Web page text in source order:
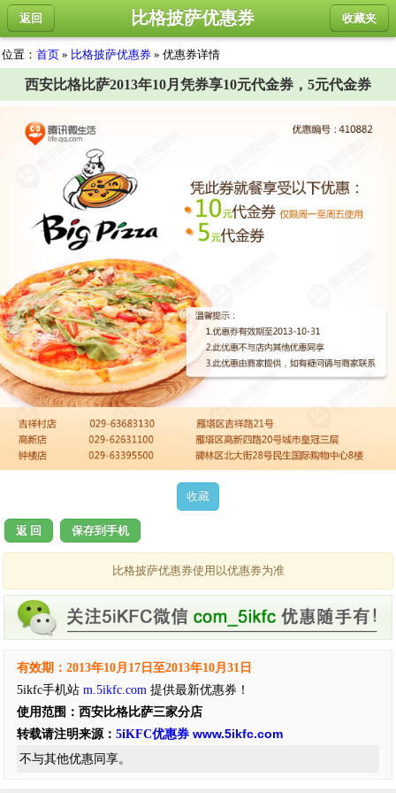
返回 收藏夹
比格披萨优惠券
位置： 首页 » 比格披萨优惠券 » 优惠券详情
西安比格比萨2013年10月凭券享10元代金券，5元代金券
返 回 保存到手机
比格披萨优惠券使用以优惠券为准
有效期：2013年10月17日至2013年10月31日
5ikfc手机站 m.5ikfc.com 提供最新优惠券！
使用范围：西安比格比萨三家分店
转载请注明来源： 5iKFC优惠券 www.5ikfc.com
不与其他优惠同享。